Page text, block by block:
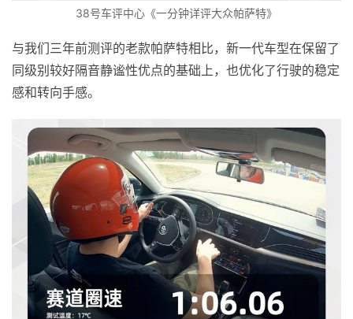
38号车评中心《一分钟详评大众帕萨特》
与我们三年前测评的老款帕萨特相比，新一代车型在保留了
同级别较好隔音静谧性优点的基础上，也优化了行驶的稳定
感和转向手感。